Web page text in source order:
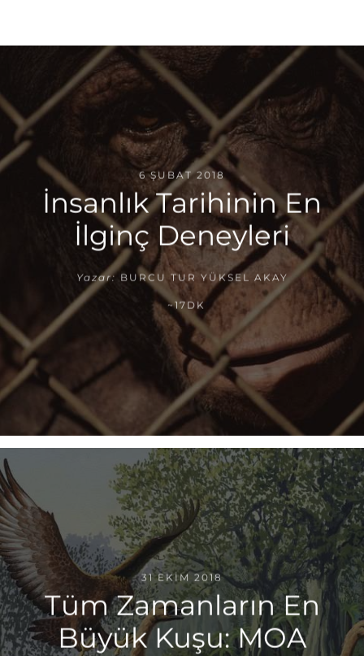
6 ŞUBAT 2018
İnsanlık Tarihinin En
İlginç Deneyleri
Yazar: BURCU TUR YÜKSEL AKAY
~17DK
31 EKIM 2018
Tüm Zamanların En
Büyük Kuşu: MOA